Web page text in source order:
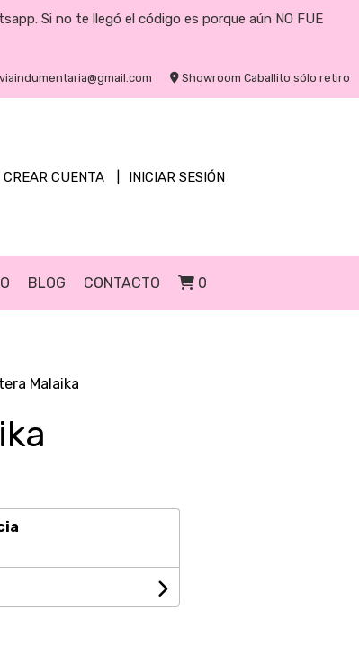
Si no te llegó el código es porque aún NO FUE
Showroom Caballito sólo retiro
CREAR CUENTA INICIAR SESIÓN
BLOG CONTACTO 0
Malaika